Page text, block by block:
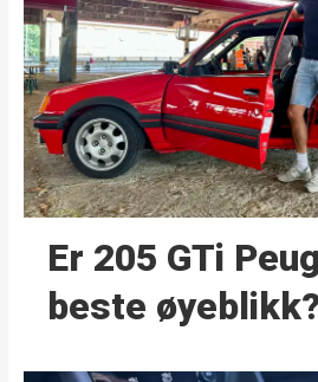
Er 205 GTi
beste